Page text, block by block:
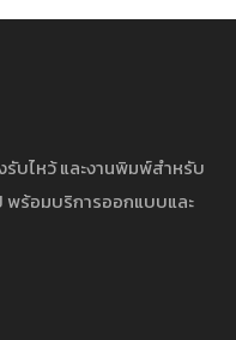
บไหว้ และงานพิมพ์สำหรับ
พร้อมบริการออกแบบและ